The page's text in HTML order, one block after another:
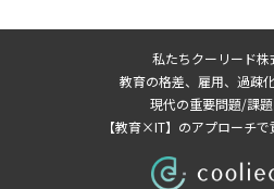
2026年2月の記事一覧(3)
2026年1月の記事一覧(3)
2025年11月の記事一覧(2)
2025年10月の記事一覧(1)
私たちクーリード株
教育の格差、雇用、過疎
現代の重要問題/課題
【教育×IT】のアプローチで